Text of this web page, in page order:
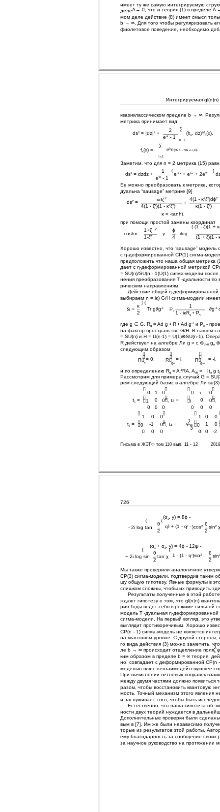
имеет ту же самую интегрируемую
делеΛ→ 0, что и теория (1) в пределе Λ
мом деле действие (8) имеет смысл
b → ∞. Для того чтобы регуляризовать
фиолетовое поведение, необходимо
Интегрируемая
квазиклассическом пределе b → ∞.
метрика принимает вид
2
∑
ds2= |dz|2+ (hk , dz)2fk(x),
ent- 1
k=1
∑
fk(x) = elte(αk+···+αk+l-1 ,x).
l=1
Заметим, что для n = 2 метрика (15)
1
( )
ds2 = dzdz + et+x+ et-x+ 2e2t
e2t- 1
Ее можно преобразовать к метрике,
дуальна “sausage” метрике [9]
2
κdζ 4(1 - κ2ζ2)dϕ2
ds2 = +
4(1 - ζ2)(1 - κ2ζ2) κ(1 - ζ2)
κ = -tanht,
при помощи простой замены координат
2
1+ζ ϕ
( (1 - ζ)(1 +
coshx =
y= - ilog
1-ζ2 4 (1 + ζ)(1 -
Хорошо известно, что “sausage” модель
с η-деформированной CP(1) сигма-
предположить что наша общая метрика
дает с η-деформированной метрикой
= SU(n)/SU(n - 1)U(1) сигма-модели после
нения преобразования T -дуальности по
рическим направлениям.
Действие общей η-деформированной
выбираем η = iκ) G/H сигма-модели
∫ (
κ 1
S = Tr g∂g-1 Pc ∂g-1
2 1 - iκRg ◦ Pc
где g ∈ G, Rg = Ad g ◦ R ◦ Ad g-1и Pc -
на фактор-пространство G/H. В нашем
= SU(n) и H = U(n-1) = U(1)⊗SU(n-1).
R действует на алгебре Ли g = c ⊕α>0gα ⊕
следующим образом

 
  
R = 0, R = i, R = -i,
c gα g-α
и по определению Rg = A-1RA, Aab = 〈ta g tb
Рассмотрим для примера случай G =
рем следующий базис в алгебре Ли su(3)

  
0 1 0 0 -i
0

  
t1 = 1 0 0, t2= i 0
0,
0
0 0 0 0
0

 
1 0 0 1 0
0

 1 
t3= 0 -1 0, t4 = √ 0 1 0
3
0 0 0 0 0 -2
Письма в ЖЭТФ том 110 вып. 11 - 12 2019
726
(α1 , y) = 8ϕ -
( (
θ 3 θ
- 2i log tan q2+ (1 - q 2 )cos2 sin2
2 2
(α1 + α2 , y) = 4ϕ - 12ψ -
( (
θ θ
− 2i log sin tan χ 1 - (1 - q 2)sin2 sin
2
2
Мы также проверили аналогичное
CP(3) сигма-модели, подтвердив таким
шу общую гипотезу. Явные формулы в
слишком сложны, чтобы их приводить
Результаты полученные в этой
ждают гипотезу о том, что gl(n|n)
рия Тоды ведет себя в режиме сильной
модель T -дуальная η-деформированной
сигма-модели. На первый взгляд, это
выглядит противоречивым. Хорошо
CP(n - 1) сигма-модель не является
на квантовом уровне. С другой стороны,
го вида действия (3) можно заметить,
∑
ле b → ∞ происходит отщепление поляkφ
ким образом в пределе b = ∞ теория,
но, совпадает с деформированной CP(n
моделью плюс невзаимодейтсвующее
При вычислении петлевых поправок
между двумя частями должно появиться
разом, чтобы восстановить квантовую
мость. Точный механизм этого явления
и заслуживает того, чтобы быть
Естественно, что наша гипотеза об
ности двух теорий нуждается в
Дополнительные проверки были
вым в [7]. Им же были независимо
торые из результатов этой работы.
ему благодарность за сообщение своих
за научное руководство на протяжении